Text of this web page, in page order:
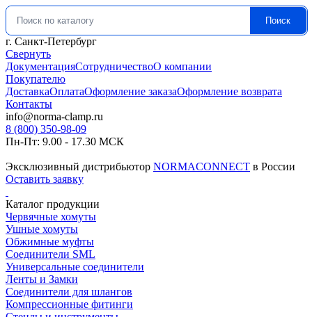
Искать: Поиск
г. Санкт-Петербург
Свернуть
ДокументацияСотрудничествоО компании
Покупателю
ДоставкаОплатаОформление заказаОформление возврата
Контакты
info@norma-clamp.ru
8 (800) 350-98-09
Пн-Пт: 9.00 - 17.30 МСК
Эксклюзивный дистрибьютор NORMACONNECT в России
Оставить заявку
Каталог продукции
Червячные хомуты
Ушные хомуты
Обжимные муфты
Соединители SML
Универсальные соединители
Ленты и Замки
Соединители для шлангов
Компрессионные фитинги